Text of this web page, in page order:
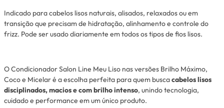
Indicado para cabelos lisos naturais, alisados, relaxados ou em
transição que precisam de hidratação, alinhamento e controle do
frizz. Pode ser usado diariamente em todos os tipos de fios lisos.
O Condicionador Salon Line Meu Liso nas versões Brilho Máximo,
Coco e Micelar é a escolha perfeita para quem buscacabelos lisos
disciplinados, macios e com brilho intenso, unindo tecnologia,
cuidado e performance em um único produto.